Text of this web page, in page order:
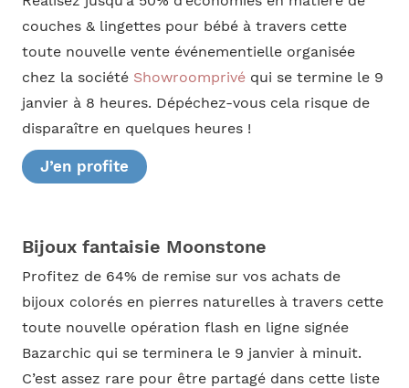
couches & lingettes pour bébé à travers cette
toute nouvelle vente événementielle organisée
chez la société Showroomprivéqui se termine le 9
janvier à 8 heures. Dépéchez-vous cela risque de
disparaître en quelques heures !
J’en profite
Bijoux fantaisie Moonstone
Profitez de 64% de remise sur vos achats de
bijoux colorés en pierres naturelles à travers cette
toute nouvelle opération flash en ligne signée
Bazarchic qui se terminera le 9 janvier à minuit.
C’est assez rare pour être partagé dans cette liste